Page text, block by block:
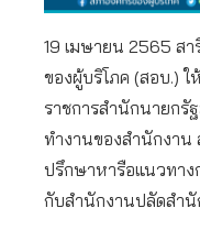
19 เมษายน 2565 สา
ของผู้บริโภค (สอบ.)
ราชการสำนักนายกรั
ทำงานของสำนักงาน
ปรึกษาหารือแนวทาง
กับสำนักงานปลัดสำ